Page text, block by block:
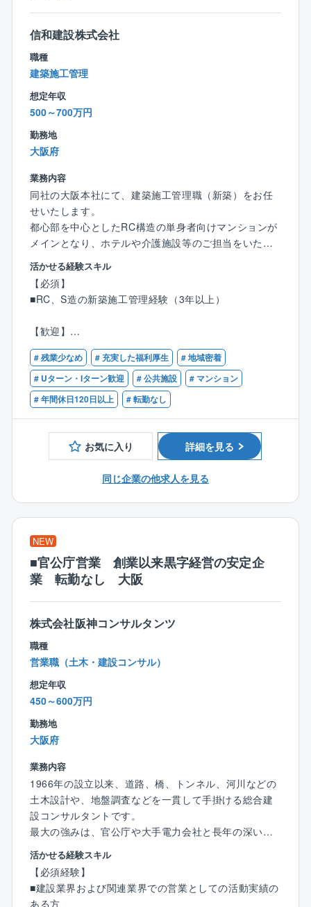
す。
【ポジションの魅力】
事に集中できます。
■引き渡しまで一貫して担当するため、お客様の感動と
共に「ありがとう」を直接いただけます。
■社内や社外の協力会社など複数社を取り仕切る必要が
■工程作成から引き渡しまでを一貫して管理します。
様々なデザインを経験しながらコンプラ遵守や工程・
安全・品質の管理など、さまざまな知識を深められる
点が魅力です。
【働き方】
ワークライフバランスの実現に力を入れており、産
前・産後・育児休暇の取得実績も多数あります。
資格支援制度や研修制度も充実。
働きやすい環境で、自身のスキルアップが可能です。
これは同社が社員を『家族』のように想っているから
です。
【実績例】
■株式会社ビズリーチ 本社
■アース製薬株式会社 Act Terrace
■アサヒビール株式会社
■株式会社NTTデータ
など、実績は7900件にまでのぼります。
【社風】
当社では、社員同士のつながりを大切にし、仕事も社
内イベントも前向きに楽しむカルチャーがあります。
ファミリーデーやワーママ座談会など、社員の声をも
行っています。
【同社の特徴・魅力】
◎同社は、「はたらく人々を幸せに。」をパーパスに
掲げ、ブランディング、データソリューション、プレ
イスソリューションと手段も様々。
◎『日経ニューオフィス賞』を20回以上受賞するな
ど、デザイン性が高いだけでなく、そのオフィスで
ています。
◎業界でもデザイン力が高いと言われており、コンペ
で案件を獲得できることも多いです。
◎同社はワークライフバランスの実現に力を入れてお
り、週休2日（土日休み）に加え「ノー残業デー」や
「バースデー休暇」年に1回取得できる5日連続休暇＝
「VOYAGE」制度も導入。疲弊することなくしっかり
と働けます！
さらに産休・育休の取得実績も多数と長く働き続ける
信和建設株式会社
職種
建築施工管理
想定年収
500～700万円
勤務地
大阪府
業務内容
同社の大阪本社にて、建築施工管理職（新築）をお任
せいたします。
都心部を中心としたRC構造の単身者向けマンションが
メインとなり、ホテルや介護施設等のご担当をいただ
きます。
【具体的には】
◇建築現場での工程、安全、品質、予算管理
会議など
■マンション（7～8億円規模/賃貸がメイン）8～9割：
非マンション（ホテル、介護施設、クリニックなど）1
割の内訳です。
グループ会社の案件が4割を占め100％元請工事です。
・残業時間16.9時間
・有給平均11日（工事部平均9.7日！）
■家族手当も充実：
00万
・結婚祝い金10万円
・定年：68歳
・退職一時金制度あり
■キャリアパス
入社5年～10年 750万～1,500万円
■資格取得時の報奨金制度
・一級建築士：100万円
・1級土木施工管理技士、マンション管理士、管理業務
主任者：20万円
・二級建築士、1級建築施工管理技士：15万円
・その他、宅地建物取引士なども報奨金対象あり
活かせる経験スキル
【必須】
■RC、S造の新築施工管理経験（3年以上）
【歓迎】
■1級または2級建築施工管理技士
■一または二級級建築士
■賃貸、分譲マンションの施工管理経験
■S造大規模工事の施工管理
# 残業少なめ # 充実した福利厚生
# 地域密着
# Uターン・Iターン歓迎
# 公共施設
# マンション
# 年間休日120日以上
# 転勤なし
お気に入り 詳細を見る
同じ企業の他求人を見る
NEW
■官公庁営業 創業以来黒字経営の安定企
業 転勤なし 大阪
株式会社阪神コンサルタンツ
職種
営業職（土木・建設コンサル）
想定年収
450～600万円
勤務地
大阪府
業務内容
1966年の設立以来、道路、橋、トンネル、河川などの
土木設計や、地盤調査などを一貫して手掛ける総合建
設コンサルタントです。
最大の強みは、官公庁や大手電力会社と長年の深い信
頼関係を築いていること。その結果、創業から一度も
赤字を出したことがない「完全黒字経営」を続けてい
ます。景気の波に左右されない盤石な経営基盤がある
ため、社員が将来の不安なく、安心して長く働ける環
活かせる経験スキル
【必須経験】
■建設業界および関連業界での営業としての活動実績の
ある方